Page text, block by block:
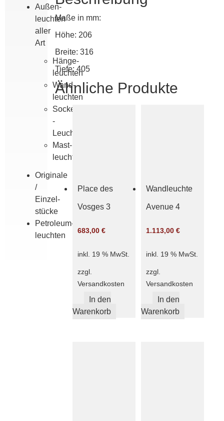
Außen­
leuchten
aller
Art
Hänge­
leuchten
Wand­
leuchten
Sockel
-
Leuchten
Mast­
leuchten
Originale
/
Einzel­
stücke
Petroleum­
leuchten
Maße in mm:
Höhe: 206
Breite: 316
Tiefe: 405
Ähnliche Produkte
Place des
Vosges 3
683,00 €
inkl. 19 % MwSt.
zzgl.
Versandkosten
In den
Warenkorb
Wandleuchte
Avenue 4
1.113,00 €
inkl. 19 % MwSt.
zzgl.
Versandkosten
In den
Warenkorb